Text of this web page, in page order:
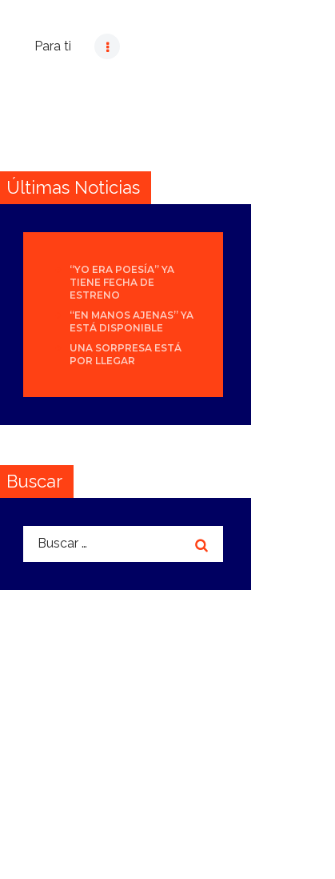
Para ti
Últimas Noticias
“YO ERA POESÍA” YA
TIENE FECHA DE
ESTRENO
“EN MANOS AJENAS” YA
ESTÁ DISPONIBLE
UNA SORPRESA ESTÁ
POR LLEGAR
Buscar
Buscar: